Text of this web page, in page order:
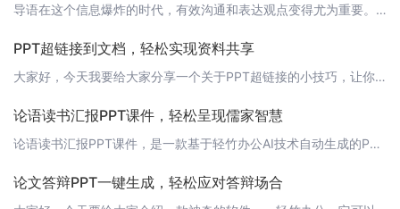
导语在这个信息爆炸的时代，有效沟通和表达观点变得尤为重要。作为职场人士，我们经常需要制作PPT来展示我们的想法和成果。然而，传统的手动制作PPT的过程往往耗时且繁琐。今天，我要向大家介绍一款能够帮助我们轻松生成PPT的神器——轻竹办公。 正文轻竹办公是一款基于AI技术的自动生成PPT的软件，它能够帮助我们将思维导图、文本、图片等素材一键转化为精美的PPT。下面，让我们来详细了解这款软件的亮点和功
PPT超链接到文档，轻松实现资料共享
大家好，今天我要给大家分享一个关于PPT超链接的小技巧，让你的资料共享变得更加便捷。相信大家在制作PPT时，都会遇到需要引用外部文档的情况，比如Word、Excel、PDF等。这时，我们可以利用PPT的超链接功能，将文档直接链接到PPT中，方便观众查看和下载。 创建超链接1. 首先，打开你的PPT，选中需要添加超链接的文本或图片。2. 右键点击，选择“超链接”。3. 在弹出的对话框中，点击“现有文
论语读书汇报PPT课件，轻松呈现儒家智慧
论语读书汇报PPT课件，是一款基于轻竹办公AI技术自动生成的PPT，它将带您领略儒家经典《论语》的智慧，让您在报告中轻松呈现孔子的思想。 课件亮点- 智能化生成：利用轻竹办公的AI技术，一键生成PPT，节省您的制作时间。- 涵盖重点内容：从《论语》的背景、作者，到重点章节、名言，一应俱全。- 精美设计：课件设计精美，图文并茂，让您的报告更具吸引力。- 可编辑性：生成后的PPT支持编辑，您可以根据需
论文答辩PPT一键生成，轻松应对答辩场合